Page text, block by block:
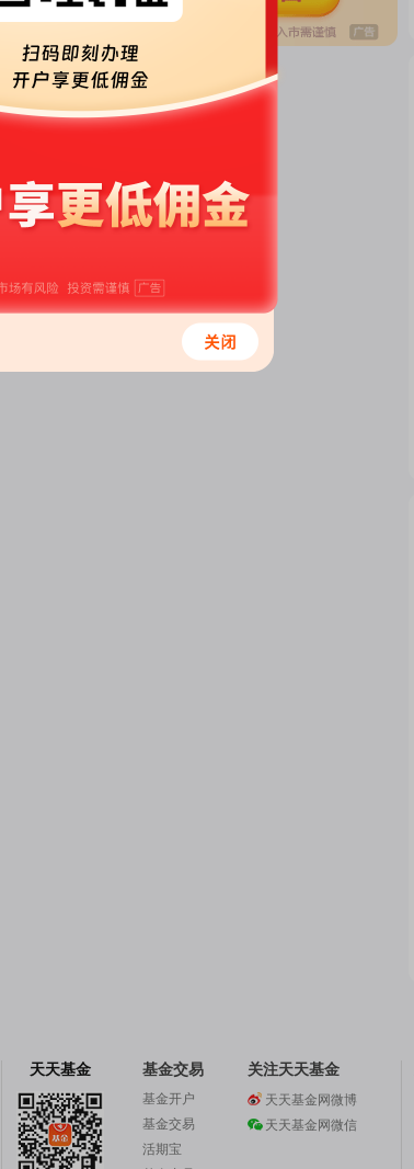
天天基金 基金交易
基金开户
基金交易
活期宝
关注天天基金
天天基金网微博
天天基金网微信